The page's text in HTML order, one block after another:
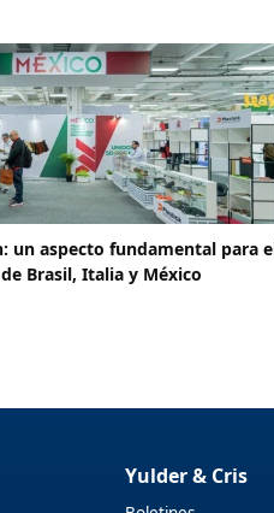
un aspecto fundamental para
Brasil, Italia y México
Yulder & Cris